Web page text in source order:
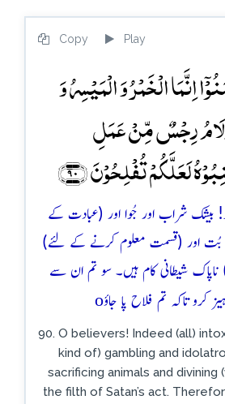
Play
Copy
اِنَّمَا الۡخَمۡرُ وَ الۡمَیۡسِرُ وَ
رِجۡسٌ مِّنۡ عَمَلِ
لَعَلَّکُمۡ تُفۡلِحُوۡنَ ﴿۹۰﴾
بیشک شراب اور جُوا اور (عبادت کے
اور (قسمت معلوم کرنے کے لئے)
شیطانی کام ہیں۔ سو تم ان سے
کرو تاکہ تم فلاح پا جاؤo
90. O believers! Indeed (all)
kind of) gambling and
sacrificing animals and divining
the filth of Satan’s act.